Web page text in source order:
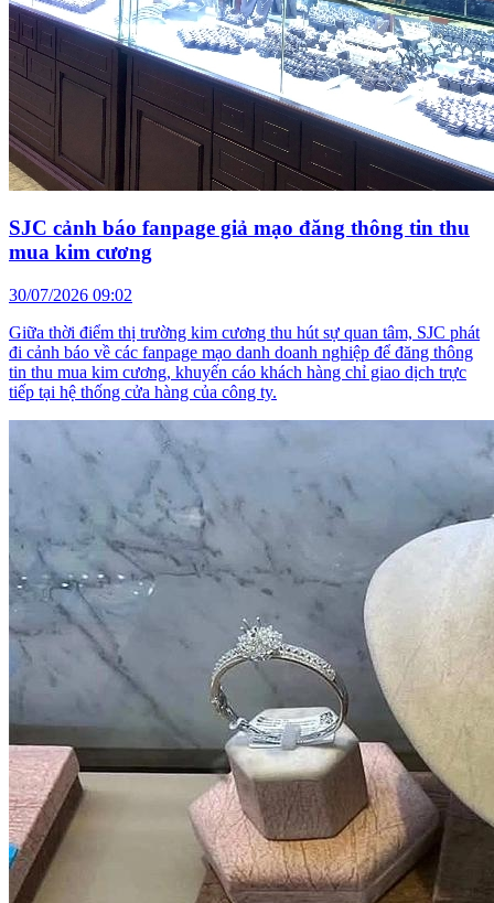
SJC cảnh báo fanpage giả mạo đăng thông tin thu
mua kim cương
30/07/2026 09:02
Giữa thời điểm thị trường kim cương thu hút sự quan tâm, SJC phát
đi cảnh báo về các fanpage mạo danh doanh nghiệp để đăng thông
tin thu mua kim cương, khuyến cáo khách hàng chỉ giao dịch trực
tiếp tại hệ thống cửa hàng của công ty.